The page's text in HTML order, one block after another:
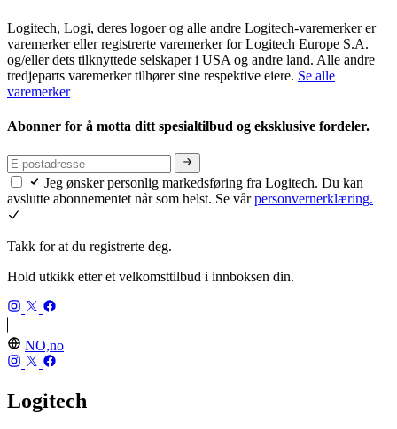
Logitech, Logi, deres logoer og alle andre Logitech-varemerker er
varemerker eller registrerte varemerker for Logitech Europe S.A.
og/eller dets tilknyttede selskaper i USA og andre land. Alle andre
tredjeparts varemerker tilhører sine respektive eiere. Se alle
varemerker
Abonner for å motta ditt spesialtilbud og eksklusive fordeler.
Jeg ønsker personlig markedsføring fra Logitech. Du kan
avslutte abonnementet når som helst. Se vårpersonvernerklæring.
Takk for at du registrerte deg.
Hold utkikk etter et velkomsttilbud i innboksen din.
NO,no
Logitech